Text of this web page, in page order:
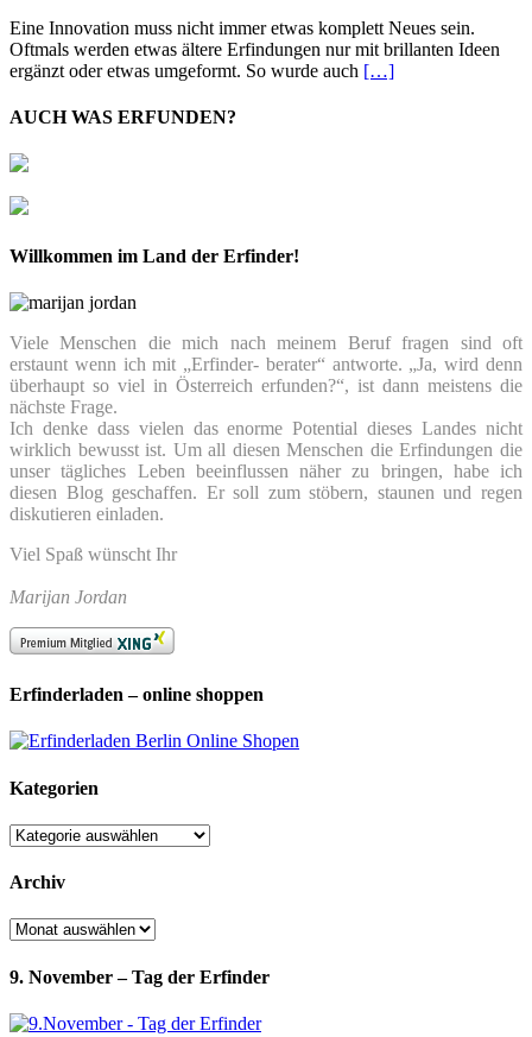
Eine Innovation muss nicht immer etwas komplett Neues sein.
Oftmals werden etwas ältere Erfindungen nur mit brillanten Ideen
ergänzt oder etwas umgeformt. So wurde auch […]
AUCH WAS ERFUNDEN?
Willkommen im Land der Erfinder!
Viele Menschen die mich nach meinem Beruf fragen sind oft
erstaunt wenn ich mit „Erfinder- berater“ antworte. „Ja, wird denn
überhaupt so viel in Österreich erfunden?“, ist dann meistens die
nächste Frage.
Ich denke dass vielen das enorme Potential dieses Landes nicht
wirklich bewusst ist. Um all diesen Menschen die Erfindungen die
unser tägliches Leben beeinflussen näher zu bringen, habe ich
diesen Blog geschaffen. Er soll zum stöbern, staunen und regen
diskutieren einladen.
Viel Spaß wünscht Ihr
Marijan Jordan
Erfinderladen – online shoppen
Kategorien
Kategorien
Archiv
Archiv
9. November – Tag der Erfinder